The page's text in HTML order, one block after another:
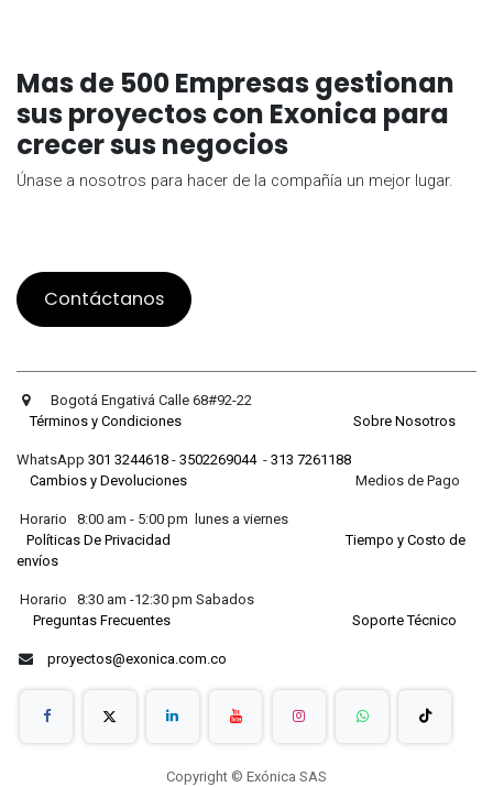
Mas de 500 Empresas gestionan
sus proyectos con Exonica para
crecer sus negocios
Únase a nosotros para hacer de la compañía un mejor lugar.
Contáctanos
Bogotá Engativá Calle 68#92-22
Términos y Condiciones
Sobre Nosotros
WhatsApp 301 3244618 - 3502269044- 313 7261188
Cambios y Devoluciones Medios de Pago
Horario 8:00 am - 5:00 pm lunes a viernes
Políticas De Privacidad
Tiempo y Costo de
envíos
Horario 8:30 am -12:30 pm Sabados
Preguntas Frecuentes
Soporte Técnico
proyectos@exonica.com.co
Copyright © Exónica SAS